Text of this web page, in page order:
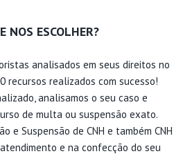
NOS ESCOLHER?
analisados em seus direitos no
recursos realizados com sucesso!
analisamos o seu caso e
de multa ou suspensão exato.
e Suspensão de CNH e também CNH
e na confecção do seu